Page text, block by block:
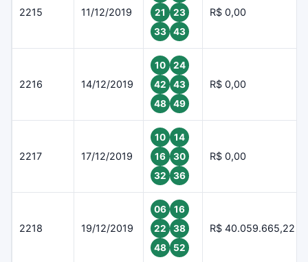
2215 11/12/2019
21
23
33
43
R$ 0,00
2216 14/12/2019
10
24
42
43
48
49
R$ 0,00
2217 17/12/2019
10
14
16
30
32
36
R$ 0,00
2218 19/12/2019
06
16
22
38
48
52
R$ 40.059.665,22